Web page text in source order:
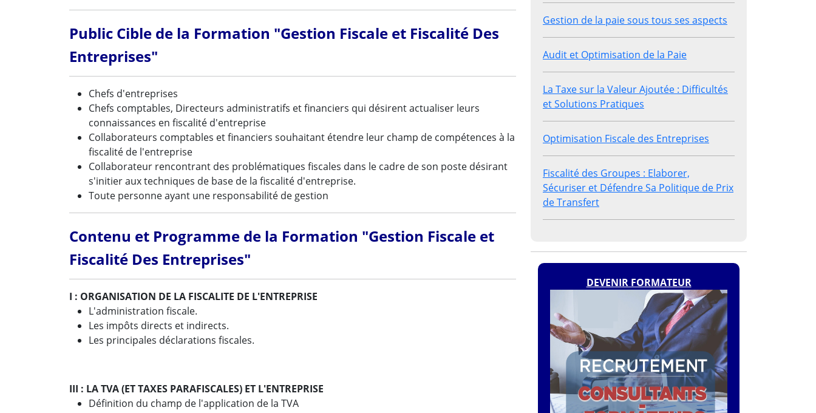
Public Cible de la Formation "Gestion Fiscale et Fiscalité Des
Entreprises"
Chefs d'entreprises
Chefs comptables, Directeurs administratifs et financiers qui désirent actualiser leurs
connaissances en fiscalité d'entreprise
Collaborateurs comptables et financiers souhaitant étendre leur champ de compétences à la
fiscalité de l'entreprise
Collaborateur rencontrant des problématiques fiscales dans le cadre de son poste désirant
s'initier aux techniques de base de la fiscalité d'entreprise.
Toute personne ayant une responsabilité de gestion
Contenu et Programme de la Formation "Gestion Fiscale et
Fiscalité Des Entreprises"
I : ORGANISATION DE LA FISCALITE DE L'ENTREPRISE
L'administration fiscale.
Les impôts directs et indirects.
Les principales déclarations fiscales.
III : LA TVA (ET TAXES PARAFISCALES) ET L'ENTREPRISE
Définition du champ de l'application de la TVA
Gestion de la paie sous tous ses aspects
Audit et Optimisation de la Paie
La Taxe sur la Valeur Ajoutée : Difficultés
et Solutions Pratiques
Optimisation Fiscale des Entreprises
Fiscalité des Groupes : Elaborer,
Sécuriser et Défendre Sa Politique de Prix
de Transfert
DEVENIR FORMATEUR